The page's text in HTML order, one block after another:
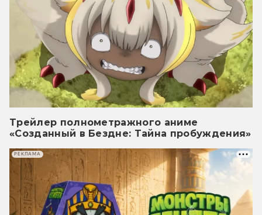
Трейлер полнометражного аниме
«Созданный в Бездне: Тайна пробуждения»
РЕКЛАМА